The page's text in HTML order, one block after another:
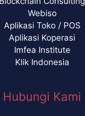
Webiso
Aplikasi Toko / POS
Aplikasi Koperasi
Imfea Institute
Klik Indonesia
Hubungi Kami